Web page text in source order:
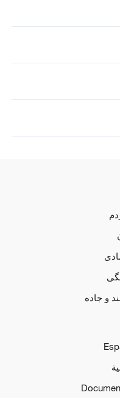
و جاده